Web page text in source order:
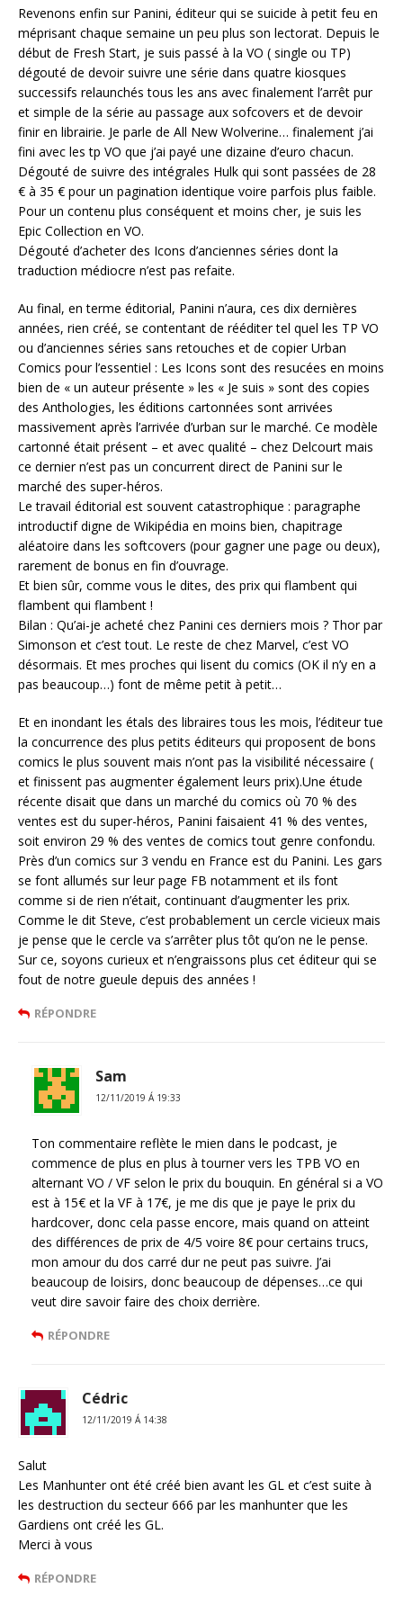
Revenons enfin sur Panini, éditeur qui se suicide à petit feu en
méprisant chaque semaine un peu plus son lectorat. Depuis le
début de Fresh Start, je suis passé à la VO ( single ou TP)
dégouté de devoir suivre une série dans quatre kiosques
successifs relaunchés tous les ans avec finalement l’arrêt pur
et simple de la série au passage aux sofcovers et de devoir
finir en librairie. Je parle de All New Wolverine… finalement j’ai
fini avec les tp VO que j’ai payé une dizaine d’euro chacun.
Dégouté de suivre des intégrales Hulk qui sont passées de 28
€ à 35 € pour un pagination identique voire parfois plus faible.
Pour un contenu plus conséquent et moins cher, je suis les
Epic Collection en VO.
Dégouté d’acheter des Icons d’anciennes séries dont la
traduction médiocre n’est pas refaite.
Au final, en terme éditorial, Panini n’aura, ces dix dernières
années, rien créé, se contentant de rééditer tel quel les TP VO
ou d’anciennes séries sans retouches et de copier Urban
Comics pour l’essentiel : Les Icons sont des resucées en moins
bien de « un auteur présente » les « Je suis » sont des copies
des Anthologies, les éditions cartonnées sont arrivées
massivement après l’arrivée d’urban sur le marché. Ce modèle
cartonné était présent – et avec qualité – chez Delcourt mais
ce dernier n’est pas un concurrent direct de Panini sur le
marché des super-héros.
Le travail éditorial est souvent catastrophique : paragraphe
introductif digne de Wikipédia en moins bien, chapitrage
aléatoire dans les softcovers (pour gagner une page ou deux),
rarement de bonus en fin d’ouvrage.
Et bien sûr, comme vous le dites, des prix qui flambent qui
flambent qui flambent !
Bilan : Qu’ai-je acheté chez Panini ces derniers mois ? Thor par
Simonson et c’est tout. Le reste de chez Marvel, c’est VO
désormais. Et mes proches qui lisent du comics (OK il n’y en a
pas beaucoup…) font de même petit à petit…
Et en inondant les étals des libraires tous les mois, l’éditeur tue
la concurrence des plus petits éditeurs qui proposent de bons
comics le plus souvent mais n’ont pas la visibilité nécessaire (
et finissent pas augmenter également leurs prix).Une étude
récente disait que dans un marché du comics où 70 % des
ventes est du super-héros, Panini faisaient 41 % des ventes,
soit environ 29 % des ventes de comics tout genre confondu.
Près d’un comics sur 3 vendu en France est du Panini. Les gars
se font allumés sur leur page FB notamment et ils font
comme si de rien n’était, continuant d’augmenter les prix.
Comme le dit Steve, c’est probablement un cercle vicieux mais
je pense que le cercle va s’arrêter plus tôt qu’on ne le pense.
Sur ce, soyons curieux et n’engraissons plus cet éditeur qui se
fout de notre gueule depuis des années !
RÉPONDRE
Sam
12/11/2019 Á 19:33
Ton commentaire reflète le mien dans le podcast, je
commence de plus en plus à tourner vers les TPB VO en
alternant VO / VF selon le prix du bouquin. En général si a VO
est à 15€ et la VF à 17€, je me dis que je paye le prix du
hardcover, donc cela passe encore, mais quand on atteint
des différences de prix de 4/5 voire 8€ pour certains trucs,
mon amour du dos carré dur ne peut pas suivre. J’ai
beaucoup de loisirs, donc beaucoup de dépenses…ce qui
veut dire savoir faire des choix derrière.
RÉPONDRE
Cédric
12/11/2019 Á 14:38
Salut
Les Manhunter ont été créé bien avant les GL et c’est suite à
les destruction du secteur 666 par les manhunter que les
Gardiens ont créé les GL.
Merci à vous
RÉPONDRE